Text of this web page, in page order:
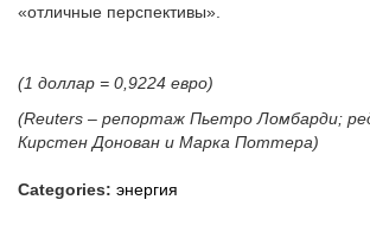
«отличные перспективы».
(1 доллар = 0,9224 евро)
(Reuters – репортаж Пьетро Ломбарди;
Кирстен Донован и Марка Поттера)
Categories: энергия